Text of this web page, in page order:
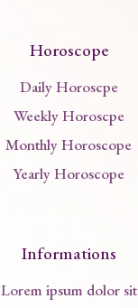
Horoscope
Daily Horoscpe
Weekly Horoscpe
Monthly Horoscope
Yearly Horoscope
Informations
Lorem ipsum dolor sit